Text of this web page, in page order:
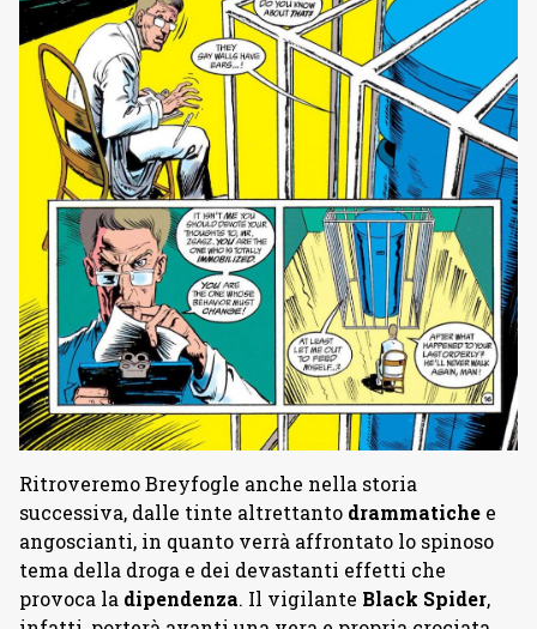
Ritroveremo Breyfogle anche nella storia
successiva, dalle tinte altrettanto drammatiche e
angoscianti, in quanto verrà affrontato lo spinoso
tema della droga e dei devastanti effetti che
provoca la dipendenza. Il vigilante Black Spider,